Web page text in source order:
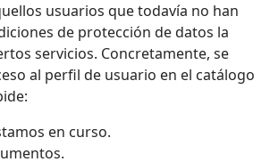
usuarios que todavía no han
de protección de datos la
servicios. Concretamente, se
al perfil de usuario en el catálogo
en curso.